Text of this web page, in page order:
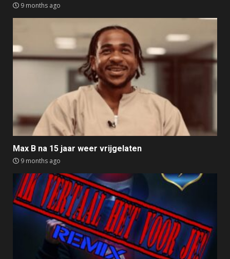
9 months ago
Max B na 15 jaar weer vrijgelaten
9 months ago